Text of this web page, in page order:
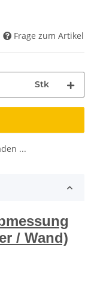
Frage zum Artikel
Stk
...
/ Wand)